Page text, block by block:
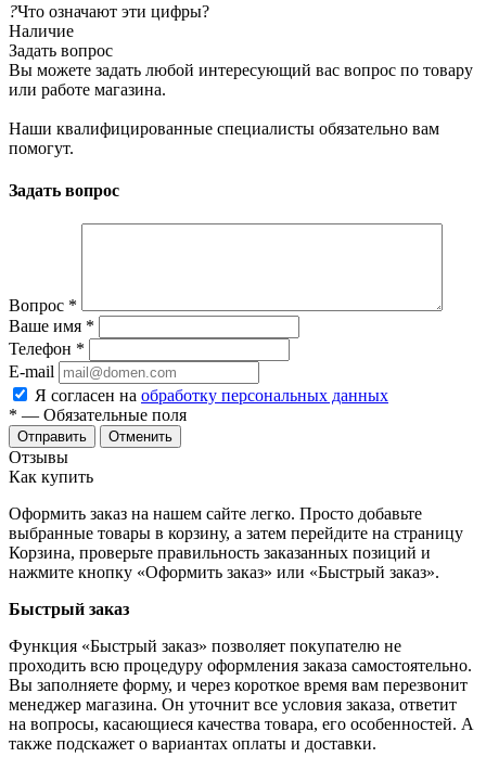
?Что означают эти цифры?
Наличие
Задать вопрос
Вы можете задать любой интересующий вас вопрос по товару
или работе магазина.
Наши квалифицированные специалисты обязательно вам
помогут.
Задать вопрос
Вопрос *
Ваше имя *
Телефон *
E-mail
Я согласен на обработку персональных данных
* — Обязательные поля
Отменить
Отзывы
Как купить
Оформить заказ на нашем сайте легко. Просто добавьте
выбранные товары в корзину, а затем перейдите на страницу
Корзина, проверьте правильность заказанных позиций и
нажмите кнопку «Оформить заказ» или «Быстрый заказ».
Быстрый заказ
Функция «Быстрый заказ» позволяет покупателю не
проходить всю процедуру оформления заказа самостоятельно.
Вы заполняете форму, и через короткое время вам перезвонит
менеджер магазина. Он уточнит все условия заказа, ответит
на вопросы, касающиеся качества товара, его особенностей. А
также подскажет о вариантах оплаты и доставки.